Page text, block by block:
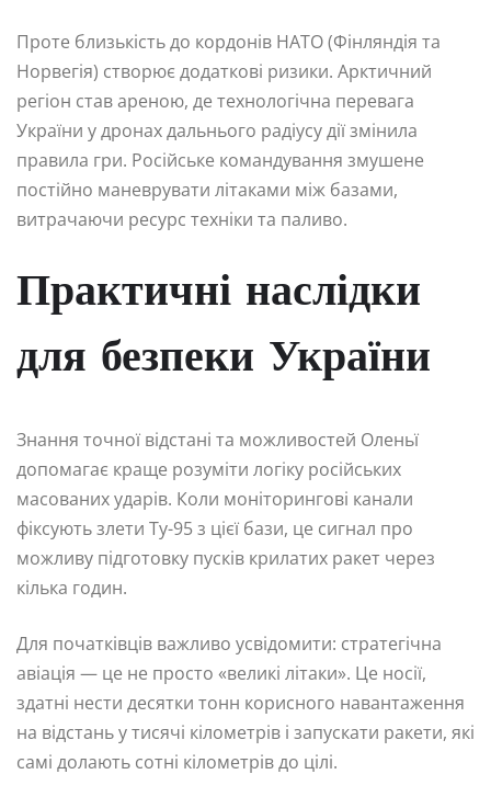
Проте близькість до кордонів НАТО (Фінляндія та
Норвегія) створює додаткові ризики. Арктичний
регіон став ареною, де технологічна перевага
України у дронах дальнього радіусу дії змінила
правила гри. Російське командування змушене
постійно маневрувати літаками між базами,
витрачаючи ресурс техніки та паливо.
Практичні наслідки
для безпеки України
Знання точної відстані та можливостей Оленьї
допомагає краще розуміти логіку російських
масованих ударів. Коли моніторингові канали
фіксують злети Ту-95 з цієї бази, це сигнал про
можливу підготовку пусків крилатих ракет через
кілька годин.
Для початківців важливо усвідомити: стратегічна
авіація — це не просто «великі літаки». Це носії,
здатні нести десятки тонн корисного навантаження
на відстань у тисячі кілометрів і запускати ракети, які
самі долають сотні кілометрів до цілі.